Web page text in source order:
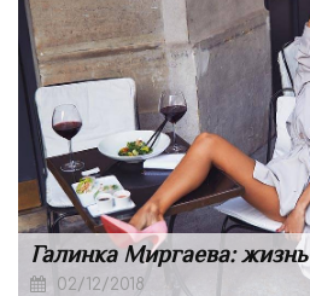
Галинка Миргаева:
02/12/2018